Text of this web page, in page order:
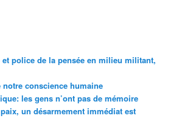
police de la pensée en milieu militant,
conscience humaine
les gens n’ont pas de mémoire
un désarmement immédiat est